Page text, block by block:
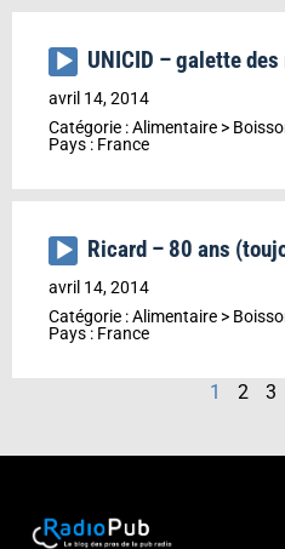
Lecteur
audio
UNICID – galette
avril 14, 2014
Catégorie :Alimentaire >
Pays : France
Lecteur
audio
Ricard – 80 ans
avril 14, 2014
Catégorie :Alimentaire >
Pays : France
1 2 3